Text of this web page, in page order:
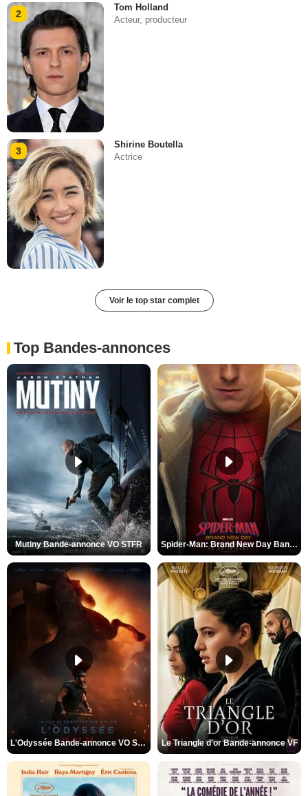
2
Tom Holland
Acteur, producteur
3
Shirine Boutella
Actrice
Voir le top star complet
Top Bandes-annonces
Mutiny Bande-annonce VO STFR Spider-Man: Brand New Day Bande-annonce VO STFR
L'Odyssée Bande-annonce VO STFR Le Triangle d'or Bande-annonce VF